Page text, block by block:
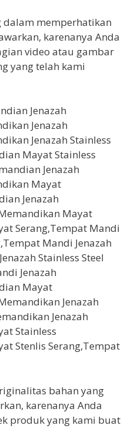
dalam memperhatikan
karenanya Anda
video atau gambar
yang telah kami
bahan yang
karenanya Anda
produk yang kami buat